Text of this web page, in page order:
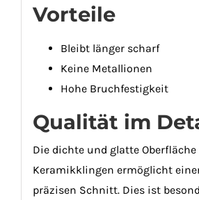
Vorteile
Bleibt länger scharf
Keine Metallionen
Hohe Bruchfestigkeit
Qualität im
Die dichte und glatte Oberfläche
Keramikklingen ermöglicht
präzisen Schnitt. Dies ist